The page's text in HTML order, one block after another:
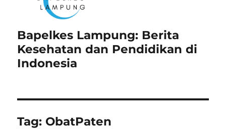
Bapelkes Lampung: Berita
Kesehatan dan Pendidikan di
Indonesia
Tag: ObatPaten